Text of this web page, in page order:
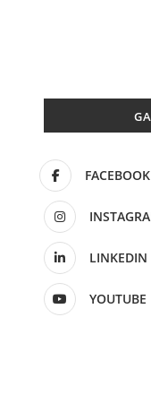
FACEBOOK
LINKEDIN
YOUTUBE